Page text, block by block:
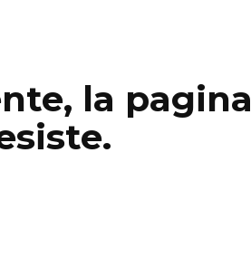
la pagina